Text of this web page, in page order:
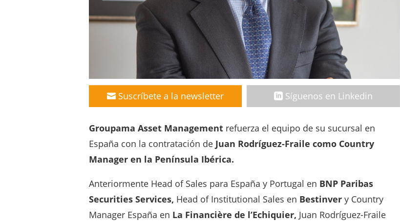
Suscríbete a la newsletter Síguenos en Linkedin
Groupama Asset Management refuerza el equipo de su sucursal en
España con la contratación de Juan Rodríguez-Fraile como Country
Manager en la Península Ibérica.
Anteriormente Head of Sales para España y Portugal en BNP Paribas
Securities Services, Head of Institutional Sales en Bestinver y Country
Manager España en La Financière de l’Echiquier, Juan Rodríguez-Fraile